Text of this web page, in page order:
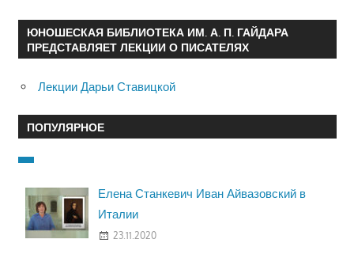
ЮНОШЕСКАЯ БИБЛИОТЕКА ИМ. А. П. ГАЙДАРА
ПРЕДСТАВЛЯЕТ ЛЕКЦИИ О ПИСАТЕЛЯХ
Лекции Дарьи Ставицкой
ПОПУЛЯРНОЕ
Елена Станкевич Иван Айвазовский в
Италии
23.11.2020